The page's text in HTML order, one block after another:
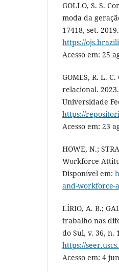
GOLLO, S. S.
moda da
17418, set.
https://
Acesso em: 25
GOMES, R. L.
relacional.
Universidade
https://
Acesso em: 23
HOWE, N.;
Workforce
Disponível em:
and-workforce-
LÍRIO, A. B.;
trabalho nas
do Sul, v. 36, n.
https://
Acesso em: 4